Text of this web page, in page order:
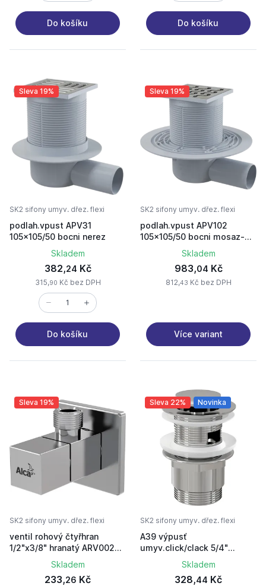
Do košíku Do košíku
Sleva 19%
SK2 sifony umyv. dřez. flexi
podlah.vpust APV31
105x105/50 bocni nerez
Skladem
382,24 Kč
315,90 Kč bez DPH
Do košíku
Sleva 19%
SK2 sifony umyv. dřez. flexi
podlah.vpust APV102
105x105/50 bocni mosaz-
Skladem
983,04 Kč
812,43 Kč bez DPH
Více variant
Sleva 19%
SK2 sifony umyv. dřez. flexi
ventil rohový čtyřhran
1/2"x3/8" hranatý ARV002
ALCA PLAST
Skladem
233,26 Kč
Sleva 22% Novinka
SK2 sifony umyv. dřez. flexi
A39 výpusť
umyv.click/clack 5/4"
celokovová, malá zátka
Skladem
328,44 Kč